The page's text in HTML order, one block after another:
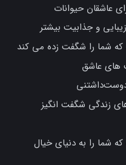
شما را به دنیای خیال